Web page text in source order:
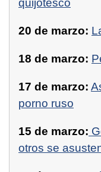
quijotesco
20 de marzo:
18 de marzo:
17 de marzo:
porno ruso
15 de marzo:
otros se